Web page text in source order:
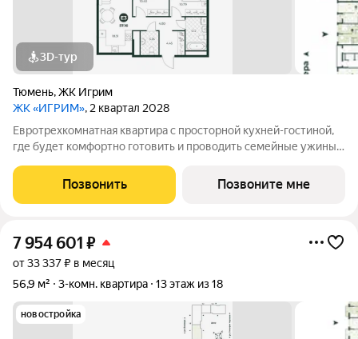
3D-тур
Тюмень,ЖК Игрим
ЖК «ИГРИМ», 2 квартал 2028
Евротрехкомнатная квартира с просторной кухней-гостиной,
где будет комфортно готовить и проводить семейные ужины.
полноценная ванная комната. В прихожей достаточно места
для организации системы
Позвонить Позвоните мне
7 954 601 ₽
от 33 337 ₽ в месяц
56,9 м²
3-комн. квартира 13 этаж из 18
новостройка